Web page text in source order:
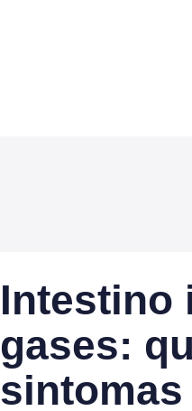
Intestino
gases: